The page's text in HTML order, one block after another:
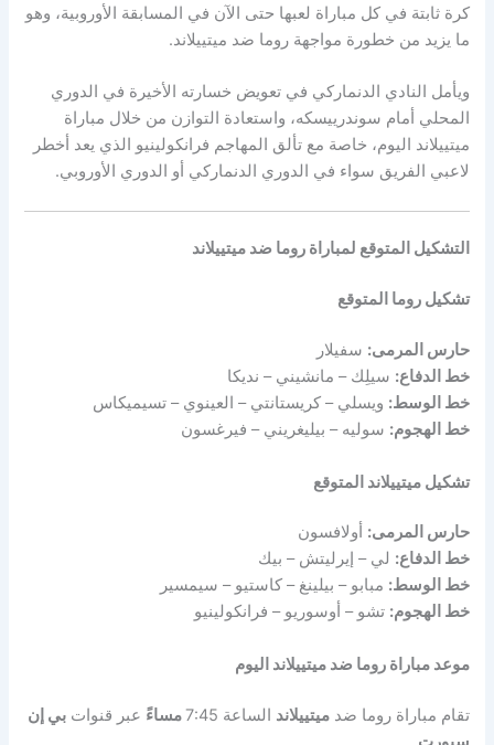
كرة ثابتة في كل مباراة لعبها حتى الآن في المسابقة الأوروبية، وهو
ما يزيد من خطورة مواجهة روما ضد ميتييلاند.
ويأمل النادي الدنماركي في تعويض خسارته الأخيرة في الدوري
المحلي أمام سوندرييسكه، واستعادة التوازن من خلال مباراة
ميتييلاند اليوم، خاصة مع تألق المهاجم فرانكولينيو الذي يعد أخطر
لاعبي الفريق سواء في الدوري الدنماركي أو الدوري الأوروبي.
التشكيل المتوقع لمباراة روما ضد ميتييلاند
تشكيل روما المتوقع
حارس المرمى: سفيلار
خط الدفاع: سيلِك – مانشيني – نديكا
خط الوسط: ويسلي – كريستانتي – العينوي – تسيميكاس
خط الهجوم: سوليه – بيليغريني – فيرغسون
تشكيل ميتييلاند المتوقع
حارس المرمى: أولافسون
خط الدفاع: لي – إيرليتش – بيك
خط الوسط: مبابو – بيلينغ – كاستيو – سيمسير
خط الهجوم: تشو – أوسوريو – فرانكولينيو
موعد مباراةروما ضد ميتييلاند اليوم
تقام مباراة روما ضدميتييلاند الساعة 7:45 مساءً عبر قنواتبي إن